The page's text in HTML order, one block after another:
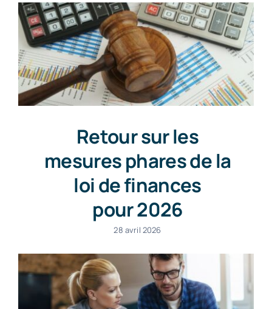
Retour sur les
mesures phares de la
loi de finances
pour 2026
28 avril 2026